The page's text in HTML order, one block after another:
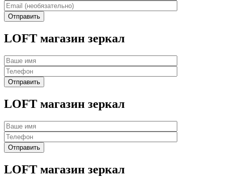
LOFT магазин зеркал
LOFT магазин зеркал
LOFT магазин зеркал